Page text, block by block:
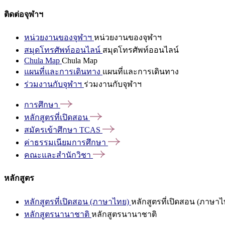
ติดต่อจุฬาฯ
หน่วยงานของจุฬาฯ หน่วยงานของจุฬาฯ
สมุดโทรศัพท์ออนไลน์ สมุดโทรศัพท์ออนไลน์
Chula Map Chula Map
แผนที่และการเดินทาง แผนที่และการเดินทาง
ร่วมงานกับจุฬาฯ ร่วมงานกับจุฬาฯ
การศึกษา
หลักสูตรที่เปิดสอน
สมัครเข้าศึกษา TCAS
ค่าธรรมเนียมการศึกษา
คณะและสำนักวิชา
หลักสูตร
หลักสูตรที่เปิดสอน (ภาษาไทย) หลักสูตรที่เปิดสอน (ภาษาไ
หลักสูตรนานาชาติ หลักสูตรนานาชาติ